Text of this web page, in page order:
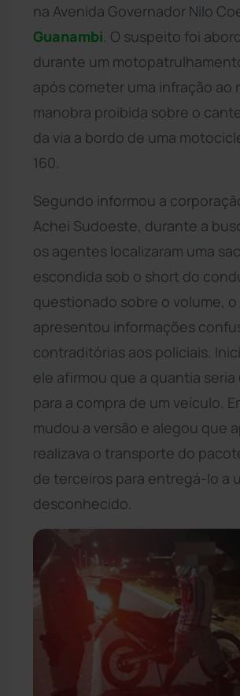
na Avenida Governador Nilo
Guanambi . O suspeito foi
durante um
após cometer uma infração ao
manobra proibida sobre o
da via a bordo de uma
160.
Segundo informou a
Achei Sudoeste, durante a
os agentes localizaram uma
escondida sob o short do
questionado sobre o volume, o
apresentou informações
contraditórias aos policiais.
ele afirmou que a quantia seria
para a compra de um veículo.
mudou a versão e alegou que
realizava o transporte do
de terceiros para entregá-lo a
desconhecido.